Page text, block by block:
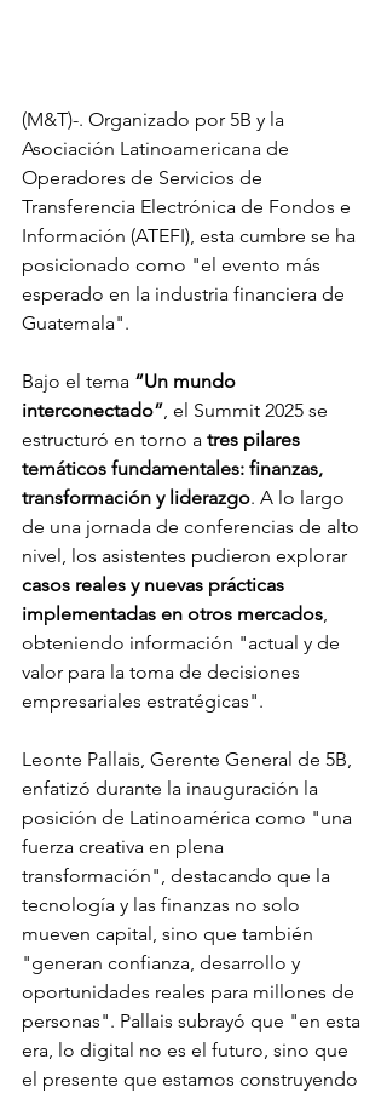
(M&T)-. Organizado por 5B y la
Asociación Latinoamericana de
Operadores de Servicios de
Transferencia Electrónica de Fondos e
Información (ATEFI), esta cumbre se ha
posicionado como "el evento más
esperado en la industria financiera de
Guatemala".
Bajo el tema “Un mundo
interconectado”, el Summit 2025 se
estructuró en torno a tres pilares
temáticos fundamentales: finanzas,
transformación y liderazgo. A lo largo
de una jornada de conferencias de alto
nivel, los asistentes pudieron explorar
casos reales y nuevas prácticas
implementadas en otros mercados,
obteniendo información "actual y de
valor para la toma de decisiones
empresariales estratégicas".
Leonte Pallais, Gerente General de 5B,
enfatizó durante la inauguración la
posición de Latinoamérica como "una
fuerza creativa en plena
transformación", destacando que la
tecnología y las finanzas no solo
mueven capital, sino que también
"generan confianza, desarrollo y
oportunidades reales para millones de
personas". Pallais subrayó que "en esta
era, lo digital no es el futuro, sino que
el presente que estamos construyendo